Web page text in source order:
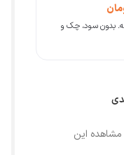
بدون سود، چک و
این